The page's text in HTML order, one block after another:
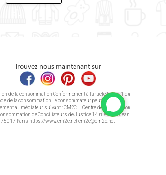
Trouvez nous maintenant sur
de la consommation Conformément à l’article L.616-1 du
de la consommation, le consommateur peut recourir
au médiateur suivant : CM2C – Centre de la Médiation
de Conciliateurs de Justice 14 rue Saint Jean
75017 Paris https://www.cm2c.net cm2c@cm2c.net